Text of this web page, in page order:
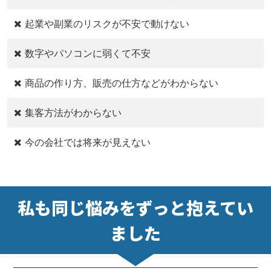
起業や副業のリスクが不安で動けない
数字やパソコンに弱くて不安
商品の作り方、販売の仕方などがわからない
集客方法がわからない
今の会社では将来が見えない
私も同じ悩みをずっと抱えてい
ました